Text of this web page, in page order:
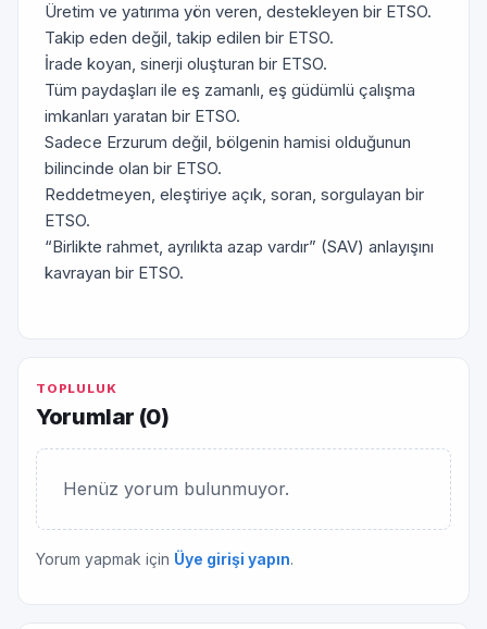
Üretim ve yatırıma yön veren, destekleyen bir ETSO.
Takip eden değil, takip edilen bir ETSO.
İrade koyan, sinerji oluşturan bir ETSO.
Tüm paydaşları ile eş zamanlı, eş güdümlü çalışma
imkanları yaratan bir ETSO.
Sadece Erzurum değil, bölgenin hamisi olduğunun
bilincinde olan bir ETSO.
Reddetmeyen, eleştiriye açık, soran, sorgulayan bir
ETSO.
“Birlikte rahmet, ayrılıkta azap vardır” (SAV) anlayışını
kavrayan bir ETSO.
TOPLULUK
Yorumlar (0)
Henüz yorum bulunmuyor.
Yorum yapmak için Üye girişi yapın.